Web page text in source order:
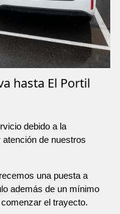
hasta El Portil
debido a la
de nuestros
una puesta a
además de un mínimo
el trayecto.